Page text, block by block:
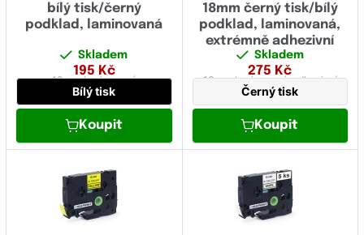
bílý tisk/černý
podklad, laminovaná
Skladem
195 Kč
12 mmlaminovaná
Bílý tisk
Koupit
18mm černý tisk/bílý
podklad, laminovaná,
extrémně adhezivní
Skladem
275 Kč
18 mmlaminovaná,adhezivní
Černý tisk
Koupit